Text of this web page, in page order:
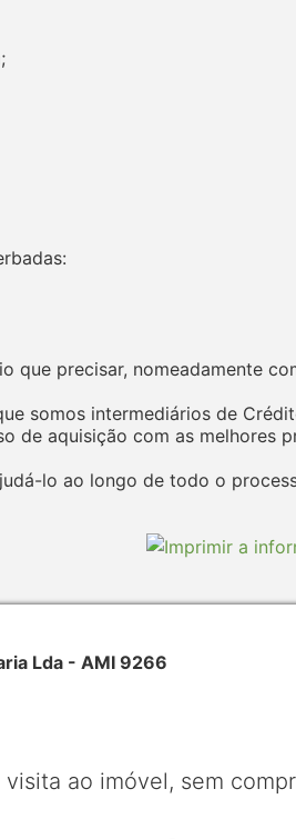
que precisar, nomeadamente
somos intermediários de
de aquisição com as melhores
lo ao longo de todo o
Lda - AMI 9266
ao imóvel, sem